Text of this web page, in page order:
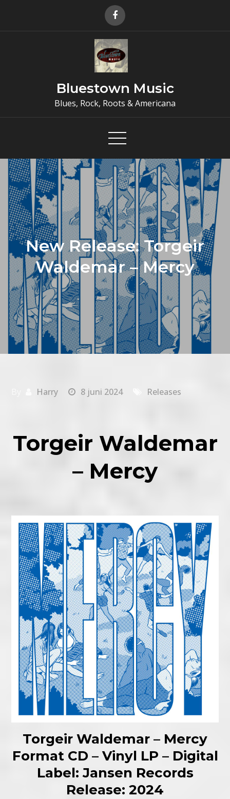
Bluestown Music
Blues, Rock, Roots & Americana
New Release: Torgeir
Waldemar – Mercy
Harry 8 juni 2024 Releases
Torgeir Waldemar
– Mercy
Torgeir Waldemar – Mercy
Format CD – Vinyl LP – Digital
Label: Jansen Records
Release: 2024